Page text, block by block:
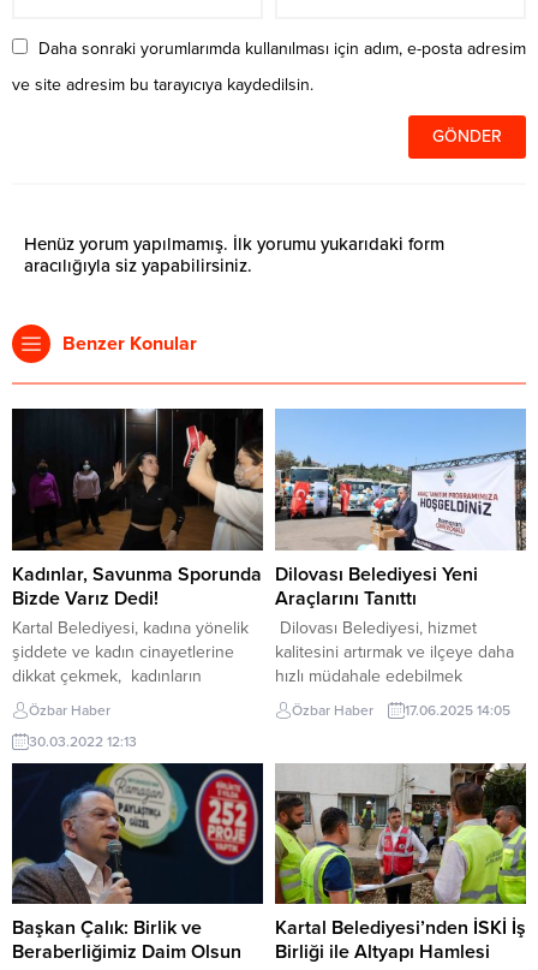
Daha sonraki yorumlarımda kullanılması için adım, e-posta adresim
ve site adresim bu tarayıcıya kaydedilsin.
Henüz yorum yapılmamış. İlk yorumu yukarıdaki form
aracılığıyla siz yapabilirsiniz.
Benzer Konular
Kadınlar, Savunma Sporunda
Bizde Varız Dedi!
Kartal Belediyesi, kadına yönelik
şiddete ve kadın cinayetlerine
dikkat çekmek, kadınların
herhangi bir saldırı ya da şiddet
durumu ile karşılaştıklarında
kendilerini koruyabilmeleri için
kadınlara yönelik ‘Öz Savunma
Atölyesi’ çalışmalarına başladı.
Kartal Belediyesi Kadın ve Aile
Hizmetleri Müdürlüğü ile Mor
Dayanışma işbirliğinde
gerçekleştirilen çalışma ile kadına
yönelik şiddet ve saldırı anında...
Özbar Haber
30.03.2022 12:13
Dilovası Belediyesi Yeni
Araçlarını Tanıttı
Dilovası Belediyesi, hizmet
kalitesini artırmak ve ilçeye daha
hızlı müdahale edebilmek
amacıyla bünyesine kattığı yeni
araçların tanıtımını törenle
HİZMETE GİRDİ Belediye Başkanı
Ramazan Ömeroğlu’nun göreve
gelmesinin ardından yapılan
yatırımlarla belediye filosuna 5
kamyon, 2 kamyonet ve 4 binek
araç olmak üzere toplam 11 yeni
araç kazandırıldı. Araç...
Özbar Haber 17.06.2025 14:05
Başkan Çalık: Birlik ve
Beraberliğimiz Daim Olsun
Kartal Belediyesi’nden İSKİ İş
Birliği ile Altyapı Hamlesi